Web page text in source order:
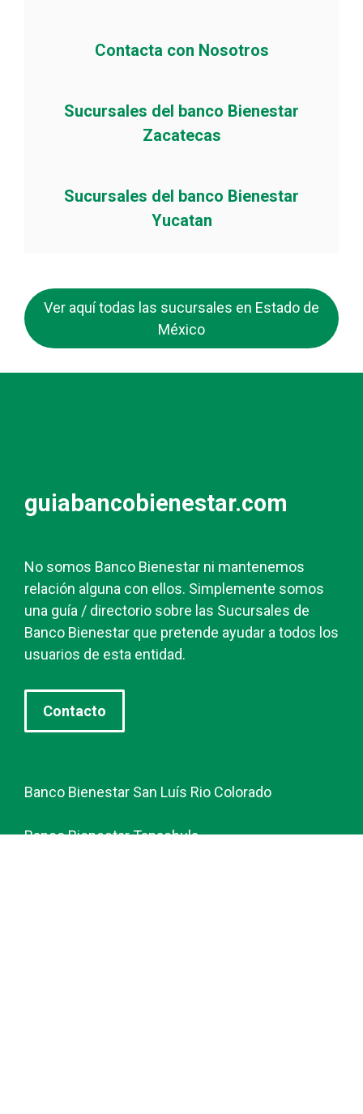
Contacta con Nosotros
Sucursales del banco Bienestar
Zacatecas
Sucursales del banco Bienestar
Yucatan
Ver aquí todas las sucursales en Estado de
México
guiabancobienestar.com
No somos Banco Bienestar ni mantenemos
relación alguna con ellos. Simplemente somos
una guía / directorio sobre las Sucursales de
Banco Bienestar que pretende ayudar a todos los
usuarios de esta entidad.
Contacto
Banco Bienestar San Luís Rio Colorado
Banco Bienestar Tapachula